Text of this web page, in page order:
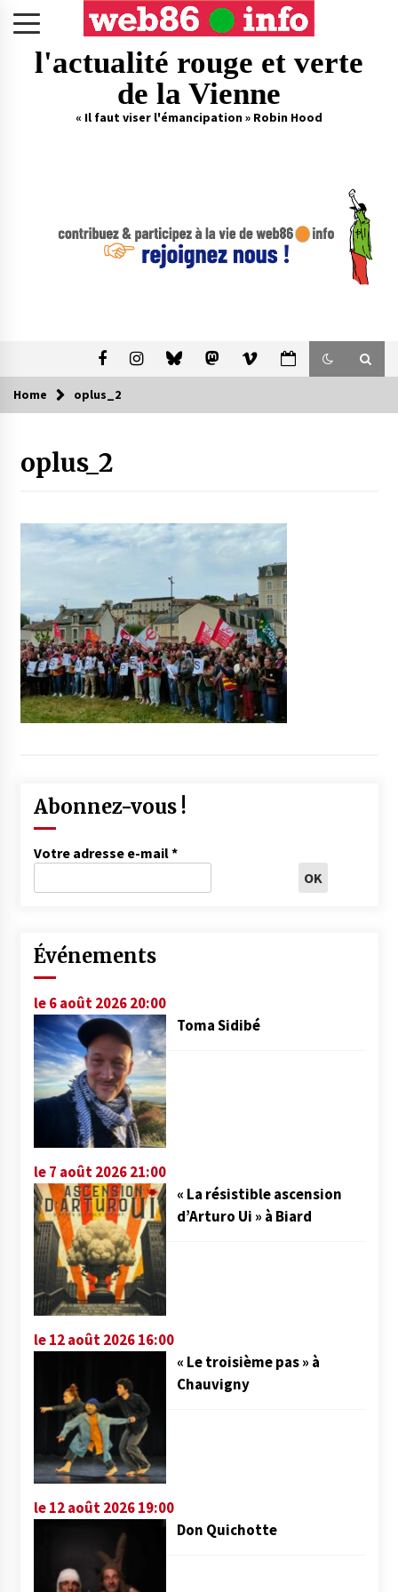
l'actualité rouge et verte
de la Vienne
« Il faut viser l'émancipation » Robin Hood
Home oplus_2
oplus_2
Abonnez-vous !
Votre adresse e-mail*
Événements
le 6 août 2026 20:00
Toma Sidibé
le 7 août 2026 21:00
« La résistible ascension
d’Arturo Ui » à Biard
le 12 août 2026 16:00
« Le troisième pas » à
Chauvigny
le 12 août 2026 19:00
Don Quichotte